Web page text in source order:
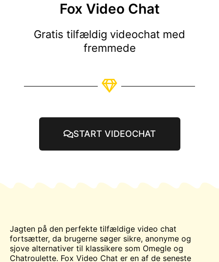
Fox Video Chat
Gratis tilfældig videochat med
fremmede
START VIDEOCHAT
Jagten på den perfekte tilfældige video chat
fortsætter, da brugerne søger sikre, anonyme og
sjove alternativer til klassikere som Omegle og
Chatroulette. Fox Video Chat er en af de seneste